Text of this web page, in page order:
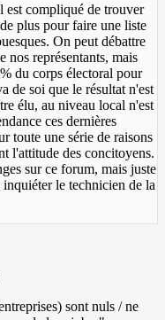
est compliqué de trouver
plus pour faire une liste
On peut débattre
nos représentants, mais
du corps électoral pour
de soi que le résultat n'est
élu, au niveau local n'est
ces dernières
toute une série de raisons
l'attitude des concitoyens.
sur ce forum, mais juste
le technicien de la
sont nuls / ne